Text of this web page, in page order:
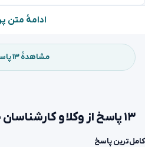
ادامهٔ متن
مشاهدهٔ ۱۳ پاسخ وکلا
۱۳ پاسخ از وکلا و کارشناسان حقوقی
کامل‌ترین پاسخ